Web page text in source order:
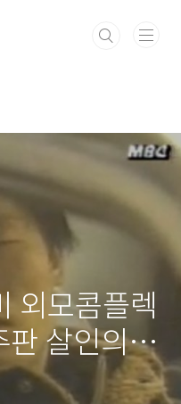
외모콤플렉
판 살인의
창구